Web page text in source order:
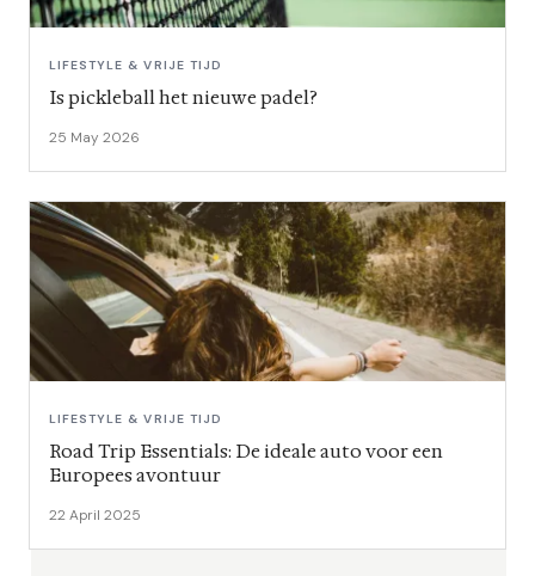
LIFESTYLE & VRIJE TIJD
Is pickleball het nieuwe padel?
25 May 2026
LIFESTYLE & VRIJE TIJD
Road Trip Essentials: De ideale auto voor een
Europees avontuur
22 April 2025